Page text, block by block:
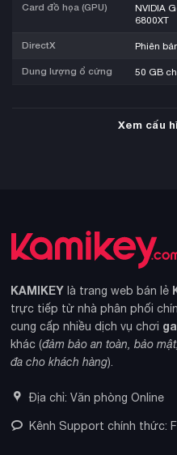
Card đồ họa (GPU)
NVIDIA
6800XT
DirectX Phiên
Dung lượng ổ cứng 50 GB
Xem cấu
KAMIKEY là trang web bán lẻ
trực tiếp từ nhà phân phối
cung cấp nhiều dịch vụ chơi
khác (đảm bảo an toàn, bảo
đa cho khách hàng).
Địa chỉ: Văn phòng Online
Kênh Support chính thức: